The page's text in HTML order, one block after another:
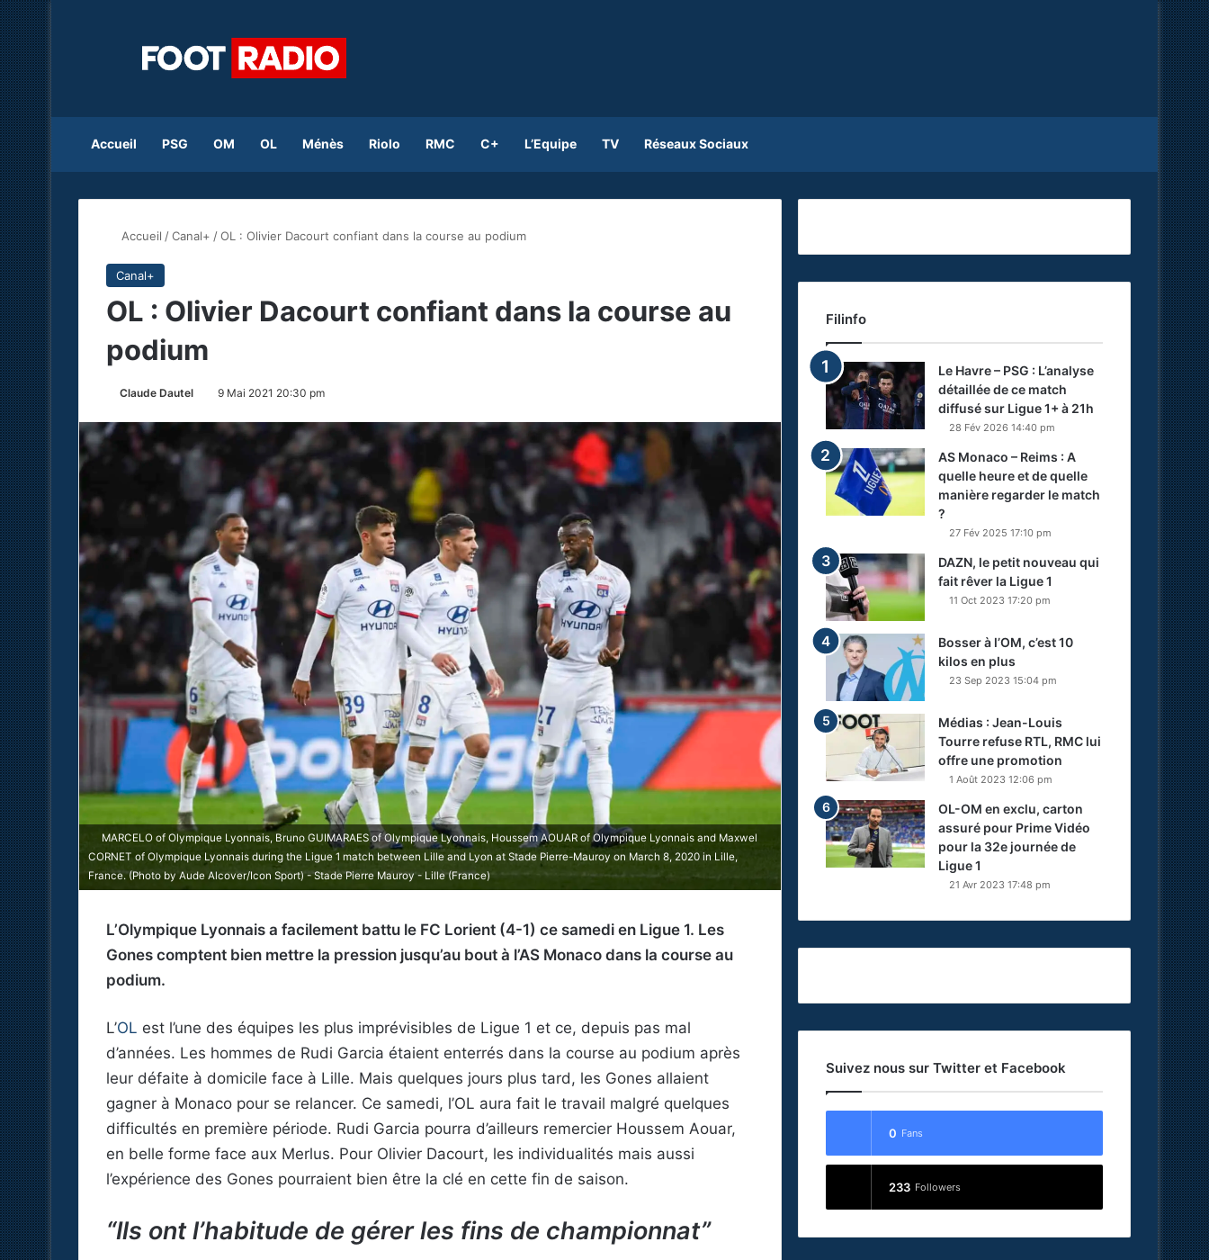
Accueil PSG OM OL Ménès Riolo RMC C+ L’Equipe TV Réseaux Sociaux
Accueil /Canal+ /OL : Olivier Dacourt confiant dans la course au podium
Canal+
OL : Olivier Dacourt confiant dans la course au
podium
Claude Dautel 9 Mai 2021 20:30 pm
MARCELO of Olympique Lyonnais, Bruno GUIMARAES of Olympique Lyonnais, Houssem AOUAR of Olympique Lyonnais and Maxwel
CORNET of Olympique Lyonnais during the Ligue 1 match between Lille and Lyon at Stade Pierre-Mauroy on March 8, 2020 in Lille,
France. (Photo by Aude Alcover/Icon Sport) - Stade Pierre Mauroy - Lille (France)
L’Olympique Lyonnais a facilement battu le FC Lorient (4-1) ce samedi en Ligue 1. Les
Gones comptent bien mettre la pression jusqu’au bout à l’AS Monaco dans la course au
podium.
L’OL est l’une des équipes les plus imprévisibles de Ligue 1 et ce, depuis pas mal
d’années. Les hommes de Rudi Garcia étaient enterrés dans la course au podium après
leur défaite à domicile face à Lille. Mais quelques jours plus tard, les Gones allaient
gagner à Monaco pour se relancer. Ce samedi, l’OL aura fait le travail malgré quelques
difficultés en première période. Rudi Garcia pourra d’ailleurs remercier Houssem Aouar,
en belle forme face aux Merlus. Pour Olivier Dacourt, les individualités mais aussi
l’expérience des Gones pourraient bien être la clé en cette fin de saison.
“Ils ont l’habitude de gérer les fins de championnat”
Filinfo
Le Havre – PSG : L’analyse
détaillée de ce match
diffusé sur Ligue 1+ à 21h
28 Fév 2026 14:40 pm
AS Monaco – Reims : A
quelle heure et de quelle
manière regarder le match
?
27 Fév 2025 17:10 pm
DAZN, le petit nouveau qui
fait rêver la Ligue 1
11 Oct 2023 17:20 pm
Bosser à l’OM, c’est 10
kilos en plus
23 Sep 2023 15:04 pm
Médias : Jean-Louis
Tourre refuse RTL, RMC lui
offre une promotion
1 Août 2023 12:06 pm
OL-OM en exclu, carton
assuré pour Prime Vidéo
pour la 32e journée de
Ligue 1
21 Avr 2023 17:48 pm
Suivez nous sur Twitter et Facebook
0 Fans
233 Followers